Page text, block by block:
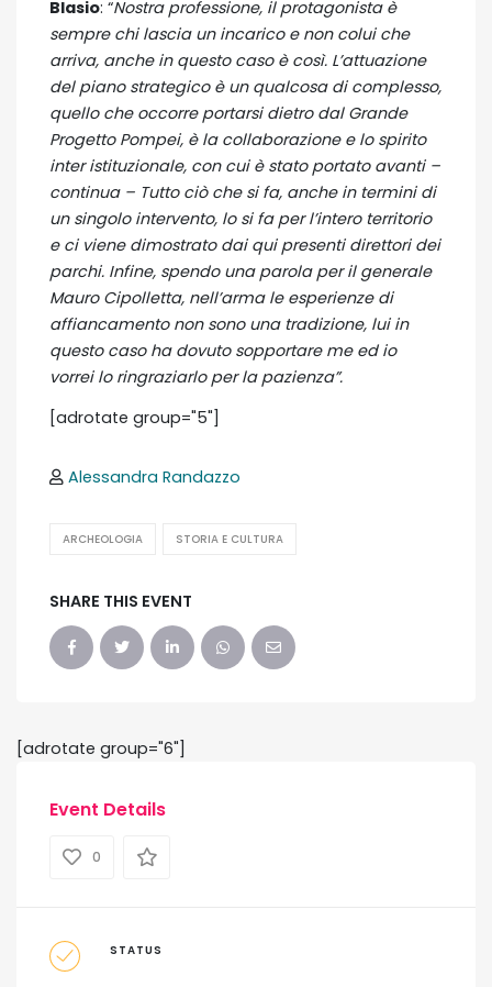
Blasio: “Nostra professione, il protagonista è
sempre chi lascia un incarico e non colui che
arriva, anche in questo caso è così. L’attuazione
del piano strategico è un qualcosa di complesso,
quello che occorre portarsi dietro dal Grande
Progetto Pompei, è la collaborazione e lo spirito
inter istituzionale, con cui è stato portato avanti –
continua – Tutto ciò che si fa, anche in termini di
un singolo intervento, lo si fa per l’intero territorio
e ci viene dimostrato dai qui presenti direttori dei
parchi. Infine, spendo una parola per il generale
Mauro Cipolletta, nell’arma le esperienze di
affiancamento non sono una tradizione, lui in
questo caso ha dovuto sopportare me ed io
vorrei lo ringraziarlo per la pazienza”.
[adrotate group="5"]
Alessandra Randazzo
ARCHEOLOGIA STORIA E CULTURA
SHARE THIS EVENT
[adrotate group="6"]
Event Details
0
STATUS